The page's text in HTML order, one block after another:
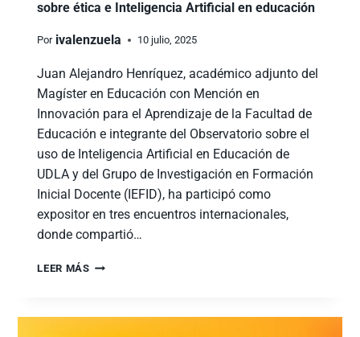
sobre ética e Inteligencia Artificial en educación
Por ivalenzuela 10 julio, 2025
Juan Alejandro Henríquez, académico adjunto del
Magíster en Educación con Mención en
Innovación para el Aprendizaje de la Facultad de
Educación e integrante del Observatorio sobre el
uso de Inteligencia Artificial en Educación de
UDLA y del Grupo de Investigación en Formación
Inicial Docente (IEFID), ha participó como
expositor en tres encuentros internacionales,
donde compartió…
LEER MÁS